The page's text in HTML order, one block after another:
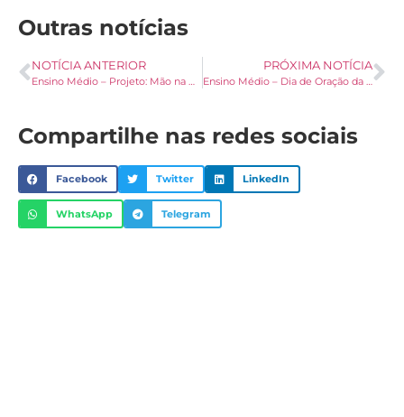
Outras notícias
NOTÍCIA ANTERIOR
Ensino Médio – Projeto: Mão na massa, jovens Palotinos
PRÓXIMA NOTÍCIA
Ensino Médio – Dia de Oração da Família Palotina
Compartilhe nas redes sociais
Facebook Twitter LinkedIn
WhatsApp Telegram